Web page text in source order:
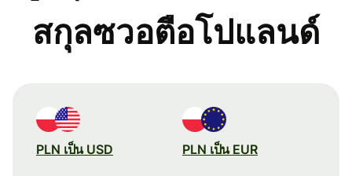
สกุลซวอตือโปแลนด์
PLN เป็น USD PLN เป็น EUR